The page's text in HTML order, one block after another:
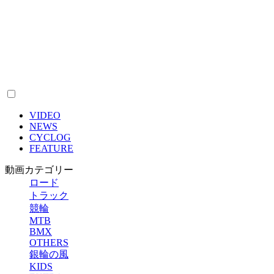
VIDEO
NEWS
CYCLOG
FEATURE
動画カテゴリー
ロード
トラック
競輪
MTB
BMX
OTHERS
銀輪の風
KIDS